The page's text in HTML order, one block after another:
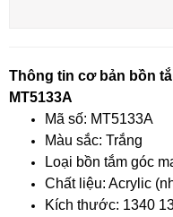
Thông tin cơ bản bồn
MT5133A
Mã số: MT5133A
Màu sắc: Trắng
Loại bồn tắm góc
Chất liệu: Acrylic
Kích thước: 1340